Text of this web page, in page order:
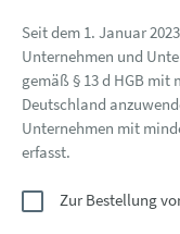
Seit dem 1. Januar
Unternehmen und
gemäß § 13 d HGB mit
Deutschland
Unternehmen mit
erfasst.
Zur Bestellung